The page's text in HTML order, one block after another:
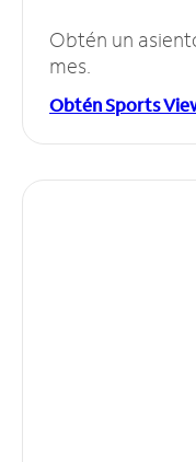
Obtén un
mes.
Obtén Sports